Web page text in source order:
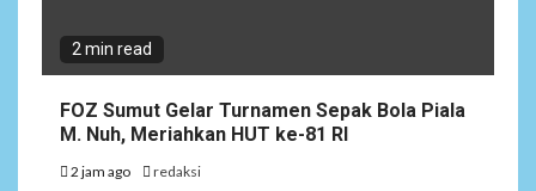
Rally Nasional 2026 di
Tobasari Simalungun
NEWS
2 min read
FOZ Sumut Gelar Turnamen Sepak Bola Piala
M. Nuh, Meriahkan HUT ke-81 RI
2 jam ago redaksi